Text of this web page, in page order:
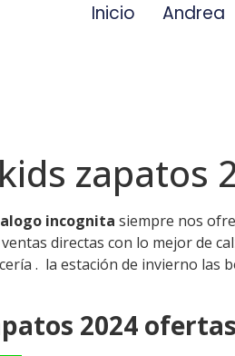
Inicio Andrea
zapatos
incognita siempre nos
directas con lo mejor de
. la estación de invierno las
2024 ofertas